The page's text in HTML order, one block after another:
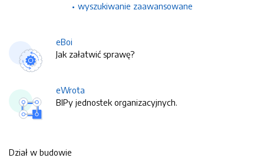
wyszukiwanie zaawansowane
eBoi
Jak załatwić sprawę?
eWrota
BIPy jednostek organizacyjnych.
Dział w budowie